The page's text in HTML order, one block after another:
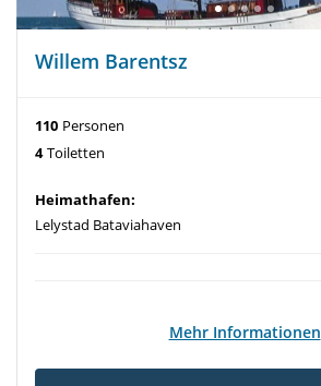
Willem Barentsz
110 Personen
4 Toiletten
Heimathafen:
Lelystad Bataviahaven
Mehr Informationen